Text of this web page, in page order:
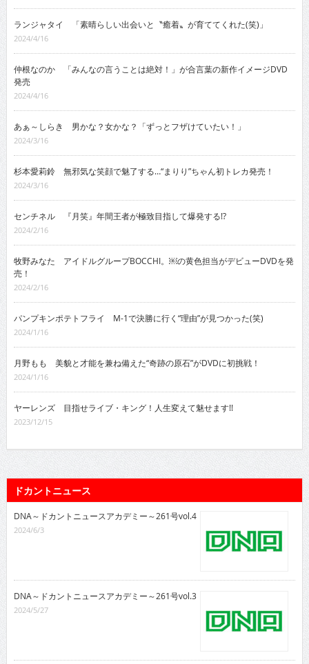
ランジャタイ 「素晴らしい出会いと〝癒着〟が育ててくれた(笑)」
2024/4/16
仲根なのか 「みんなの言うことは絶対！」が合言葉の新作イメージDVD
発売
2024/4/16
あぁ～しらき 男かな？女かな？「ずっとフザけていたい！」
2024/3/16
杉本愛莉鈴 無邪気な笑顔で魅了する…“まりり”ちゃん初トレカ発売！
2024/3/16
センチネル 『月笑』年間王者が極致目指して爆発する!?
2024/2/16
牧野みなた アイドルグループBOCCHI。￼の黄色担当がデビューDVDを発
売！
2024/2/16
パンプキンポテトフライ M-1で決勝に行く“理由”が見つかった(笑)
2024/1/16
月野もも 美貌と才能を兼ね備えた“奇跡の原石”がDVDに初挑戦！
2024/1/16
ヤーレンズ 目指せライブ・キング！人生変えて魅せます!!
2023/12/15
ドカントニュース
DNA～ドカントニュースアカデミー～261号vol.4
2024/6/3
DNA～ドカントニュースアカデミー～261号vol.3
2024/5/27